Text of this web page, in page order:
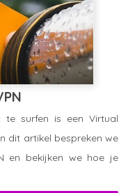
te surfen is een Virtual
dit artikel bespreken we
en bekijken we hoe je